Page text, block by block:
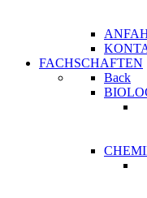
FACHSCHAFTEN
Back